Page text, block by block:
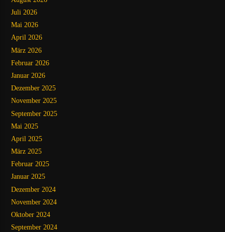
Juli 2026
Mai 2026
April 2026
März 2026
Februar 2026
Januar 2026
Dezember 2025
November 2025
September 2025
Mai 2025
April 2025
März 2025
Februar 2025
Januar 2025
Dezember 2024
November 2024
Oktober 2024
September 2024